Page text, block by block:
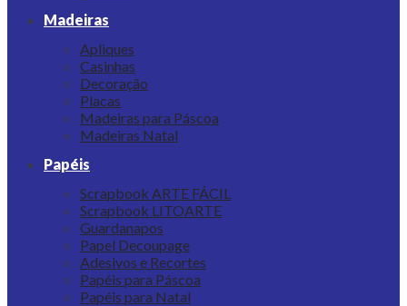
Madeiras
Apliques
Casinhas
Decoração
Placas
Madeiras para Páscoa
Madeiras Natal
Papéis
Scrapbook ARTE FÁCIL
Scrapbook LITOARTE
Guardanapos
Papel Decoupage
Adesivos e Recortes
Papéis para Páscoa
Papéis para Natal